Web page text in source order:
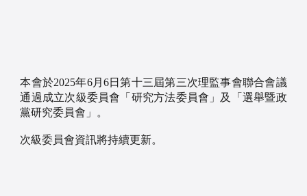
本會於2025年6月6日第十三屆第三次理監事會聯合會議
通過成立次級委員會「研究方法委員會」及「選舉暨政
黨研究委員會」。
次級委員會資訊將持續更新。